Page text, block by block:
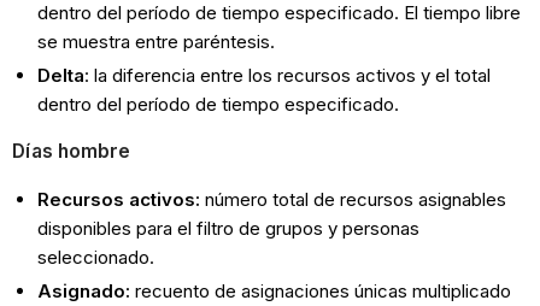
dentro del período de tiempo especificado. El tiempo libre
se muestra entre paréntesis.
Delta: la diferencia entre los recursos activos y el total
dentro del período de tiempo especificado.
Días hombre
Recursos activos: número total de recursos asignables
disponibles para el filtro de grupos y personas
seleccionado.
Asignado: recuento de asignaciones únicas multiplicado